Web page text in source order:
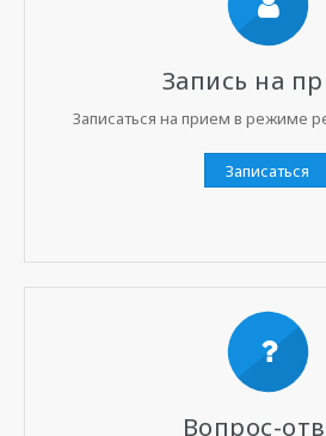
Запись на
Записаться на прием в режиме
Записаться
Вопрос-